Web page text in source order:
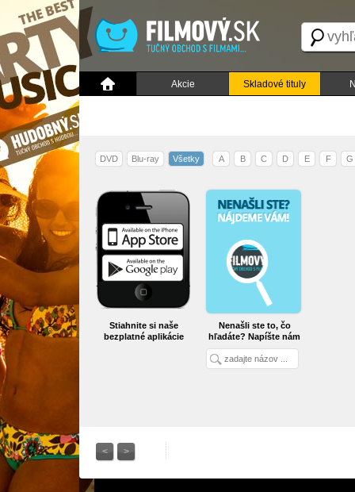
Akcie Skladové tituly
DVD Blu-ray Všetky A B C D E F G
Stiahnite si naše
bezplatné aplikácie
Nenašli ste to, čo
hľadáte? Napíšte nám
< >